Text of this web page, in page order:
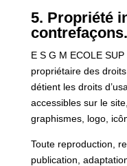
5. Propriété
contrefaçons.
E S G M ECOLE
propriétaire des
détient les droits
accessibles sur le
graphismes, logo,
Toute reproduction,
publication,